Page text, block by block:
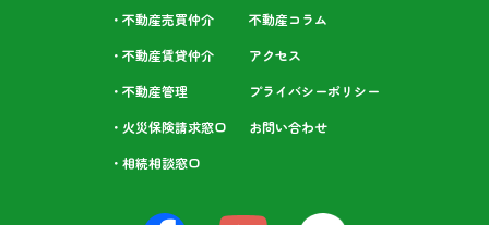
・不動産売買仲介
・不動産賃貸仲介
・不動産管理
・火災保険請求窓口
・相続相談⁩窓口
不動産コラム
アクセス
プライバシーポリシー
お問い合わせ